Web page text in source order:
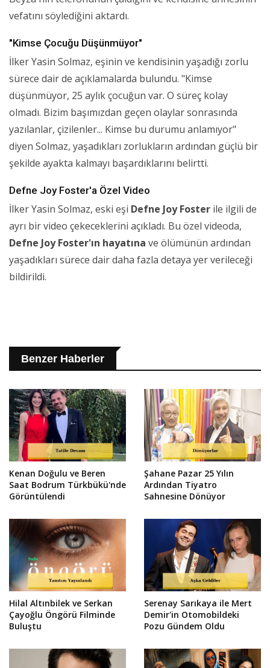
vefatını söylediğini aktardı.
"Kimse Çocuğu Düşünmüyor"
İlker Yasin Solmaz, eşinin ve kendisinin yaşadığı zorlu
sürece dair de açıklamalarda bulundu. "Kimse
düşünmüyor, 25 aylık çocuğun var. O süreç kolay
olmadı. Bizim başımızdan geçen olaylar sonrasında
yazılanlar, çizilenler... Kimse bu durumu anlamıyor"
diyen Solmaz, yaşadıkları zorlukların ardından güçlü bir
şekilde ayakta kalmayı başardıklarını belirtti.
Defne Joy Foster'a Özel Video
İlker Yasin Solmaz, eski eşi Defne Joy Foster ile ilgili de
ayrı bir video çekeceklerini açıkladı. Bu özel videoda,
Defne Joy Foster'ın hayatına ve ölümünün ardından
yaşadıkları sürece dair daha fazla detaya yer verileceği
bildirildi.
Benzer Haberler
Kenan Doğulu ve Beren
Saat Bodrum Türkbükü'nde
Görüntülendi
Şahane Pazar 25 Yılın
Ardından Tiyatro
Sahnesine Dönüyor
Hilal Altınbilek ve Serkan
Çayoğlu Öngörü Filminde
Buluştu
Serenay Sarıkaya ile Mert
Demir'in Otomobildeki
Pozu Gündem Oldu